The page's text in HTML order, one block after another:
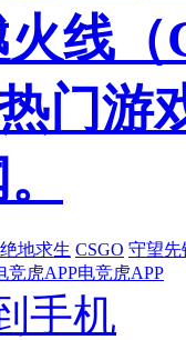
线
门游
绝地求生 CSGO 守望先
竞虎APP电竞虎APP
手机